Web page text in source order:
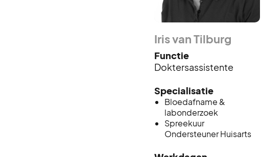
Iris van Tilburg
Functie
Doktersassistente
Specialisatie
Bloedafname &
labonderzoek
Spreekuur
Ondersteuner Huisarts